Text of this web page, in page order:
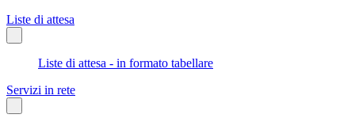
Liste di attesa
Liste di attesa - in formato tabellare
Servizi in rete